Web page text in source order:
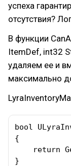
успеха
отсутствия?
В функции
ItemDef, int32
удаляем ее и
максимально
bool
{
return
}